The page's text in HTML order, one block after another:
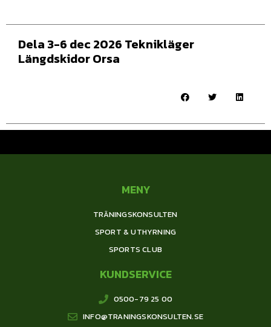
Dela 3-6 dec 2026 Teknikläger
Längdskidor Orsa
MENY
TRÄNINGSKONSULTEN
SPORT & UTHYRNING
SPORTS CLUB
KUNDSERVICE
0500-79 25 00
INFO@TRANINGSKONSULTEN.SE